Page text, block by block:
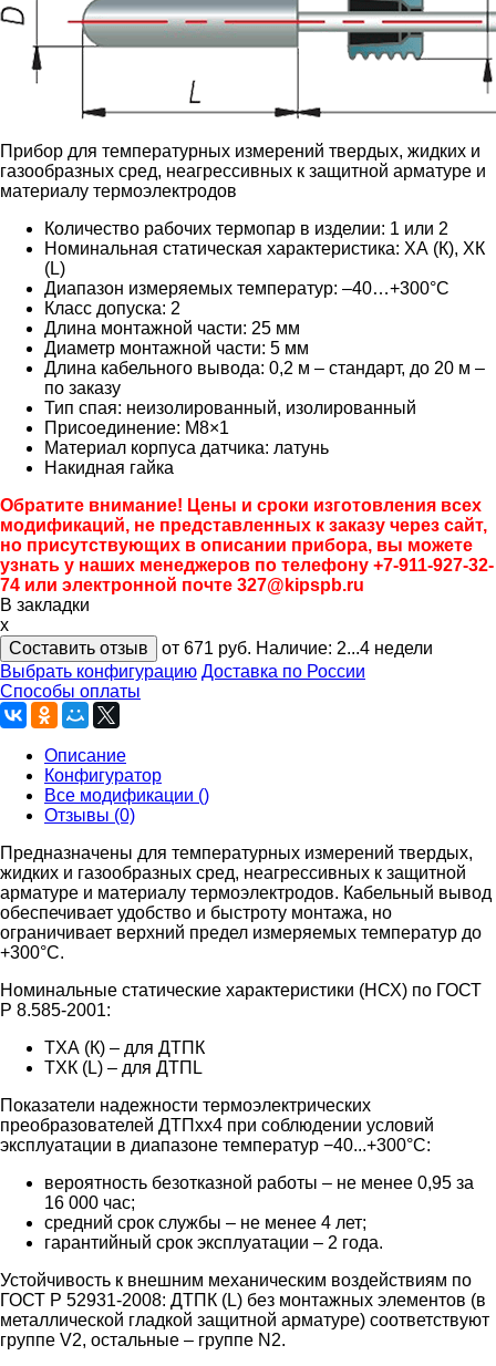
Прибор для температурных измерений твердых, жидких и
газообразных сред, неагрессивных к защитной арматуре и
материалу термоэлектродов
Количество рабочих термопар в изделии: 1 или 2
Номинальная статическая характеристика: ХА (К), ХК
(L)
Диапазон измеряемых температур: –40…+300°C
Класс допуска: 2
Длина монтажной части: 25 мм
Диаметр монтажной части: 5 мм
Длина кабельного вывода: 0,2 м – стандарт, до 20 м –
по заказу
Тип спая: неизолированный, изолированный
Присоединение: М8×1
Материал корпуса датчика: латунь
Накидная гайка
Обратите внимание! Цены и сроки изготовления всех
модификаций, не представленных к заказу через сайт,
но присутствующих в описании прибора, вы можете
узнать у наших менеджеров по телефону +7-911-927-32-
74 или электронной почте 327@kipspb.ru
В закладки
x
Составить отзыв
от 671 руб. Наличие: 2...4 недели
Выбрать конфигурацию Доставка по России
Способы оплаты
Описание
Конфигуратор
Все модификации ()
Отзывы (0)
Предназначены для температурных измерений твердых,
жидких и газообразных сред, неагрессивных к защитной
арматуре и материалу термоэлектродов. Кабельный вывод
обеспечивает удобство и быстроту монтажа, но
ограничивает верхний предел измеряемых температур до
+300°С.
Номинальные статические характеристики (НСХ) по ГОСТ
Р 8.585-2001:
ТХА (К) – для ДТПК
ТХК (L) – для ДТПL
Показатели надежности термоэлектрических
преобразователей ДТПхх4 при соблюдении условий
эксплуатации в диапазоне температур −40...+300°С:
вероятность безотказной работы – не менее 0,95 за
16 000 час;
средний срок службы – не менее 4 лет;
гарантийный срок эксплуатации – 2 года.
Устойчивость к внешним механическим воздействиям по
ГОСТ Р 52931-2008: ДТПК (L) без монтажных элементов (в
металлической гладкой защитной арматуре) соответствуют
группе V2, остальные – группе N2.